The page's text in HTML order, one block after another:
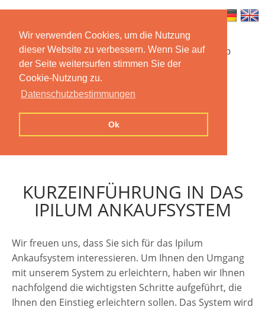
Wir verwenden Cookies, um die Nutzung
dieser Website zu verbessern. Wenn Sie auf
der Seite weitersurfen stimmen Sie der
Cookie-Nutzung zu.
Datenschutzbestimmungen
Ok
Startseite Funktionen Mobile App
Preise
Kontakt Impressum
KURZEINFÜHRUNG IN DAS
IPILUM ANKAUFSYSTEM
Wir freuen uns, dass Sie sich für das Ipilum
Ankaufsystem interessieren. Um Ihnen den Umgang
mit unserem System zu erleichtern, haben wir Ihnen
nachfolgend die wichtigsten Schritte aufgeführt, die
Ihnen den Einstieg erleichtern sollen. Das System wird